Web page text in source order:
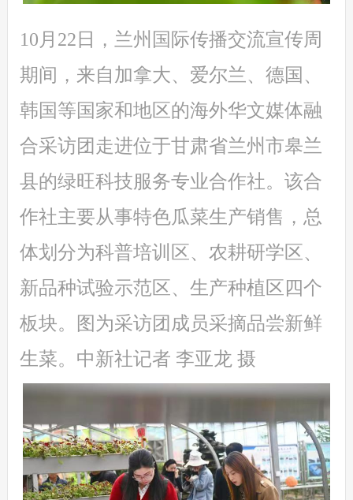
10月22日，兰州国际传播交流宣传周
期间，来自加拿大、爱尔兰、德国、
韩国等国家和地区的海外华文媒体融
合采访团走进位于甘肃省兰州市皋兰
县的绿旺科技服务专业合作社。该合
作社主要从事特色瓜菜生产销售，总
体划分为科普培训区、农耕研学区、
新品种试验示范区、生产种植区四个
板块。图为采访团成员采摘品尝新鲜
生菜。中新社记者 李亚龙 摄